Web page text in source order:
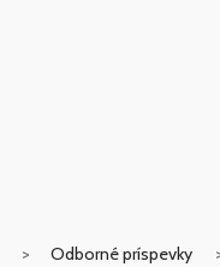
Odborné príspevky